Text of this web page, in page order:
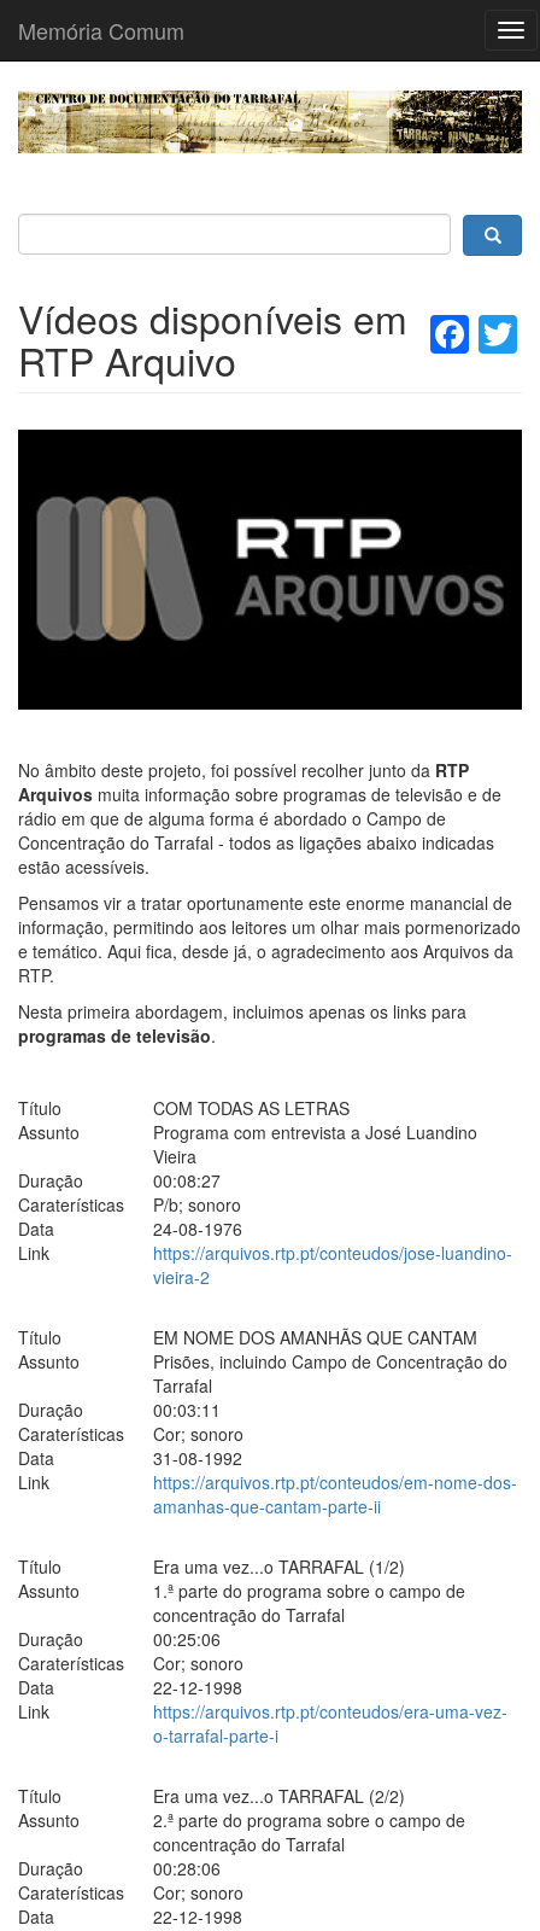
Passar
para
Memória Comum
Vídeos disponíveis em
RTP Arquivo
No âmbito deste projeto, foi possível recolher junto da RTP
Arquivos muita informação sobre programas de televisão e de
rádio em que de alguma forma é abordado o Campo de
Concentração do Tarrafal - todos as ligações abaixo indicadas
estão acessíveis.
Pensamos vir a tratar oportunamente este enorme manancial de
informação, permitindo aos leitores um olhar mais pormenorizado
e temático. Aqui fica, desde já, o agradecimento aos Arquivos da
RTP.
Nesta primeira abordagem, incluimos apenas os links para
programas de televisão.
Título
COM TODAS AS LETRAS
Assunto
Programa com entrevista a José Luandino
Vieira
Duração
00:08:27
Caraterísticas
P/b; sonoro
Data
24-08-1976
Link
https://arquivos.rtp.pt/conteudos/jose-luandino-
vieira-2
Título
EM NOME DOS AMANHÃS QUE CANTAM
Assunto
Prisões, incluindo Campo de Concentração do
Tarrafal
Duração
00:03:11
Caraterísticas
Cor; sonoro
Data
31-08-1992
Link
https://arquivos.rtp.pt/conteudos/em-nome-dos-
amanhas-que-cantam-parte-ii
Título
Era uma vez...o TARRAFAL (1/2)
Assunto
1.ª parte do programa sobre o campo de
concentração do Tarrafal
Duração
00:25:06
Caraterísticas
Cor; sonoro
Data
22-12-1998
Link
https://arquivos.rtp.pt/conteudos/era-uma-vez-
o-tarrafal-parte-i
Título
Era uma vez...o TARRAFAL (2/2)
Assunto
2.ª parte do programa sobre o campo de
concentração do Tarrafal
Duração
00:28:06
Caraterísticas
Cor; sonoro
Data
22-12-1998